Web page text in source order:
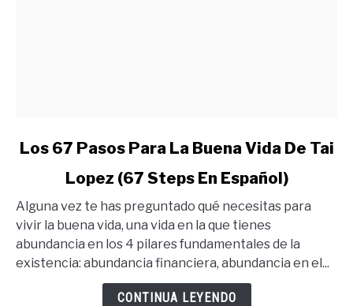
link
67
Pasos
Para
Los 67 Pasos Para La Buena Vida De Tai
Lopez (67 Steps En Español)
Alguna vez te has preguntado qué necesitas para
vivir la buena vida, una vida en la que tienes
abundancia en los 4 pilares fundamentales de la
existencia: abundancia financiera, abundancia en el...
CONTINUA LEYENDO